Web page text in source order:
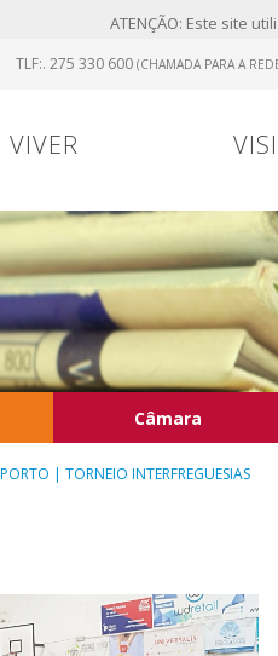
ATENÇÃO: Este site
TLF:. 275 330 600 (CHAMADA PARA A
VIVER
Câmara
| TORNEIO INTERFREGUESIAS